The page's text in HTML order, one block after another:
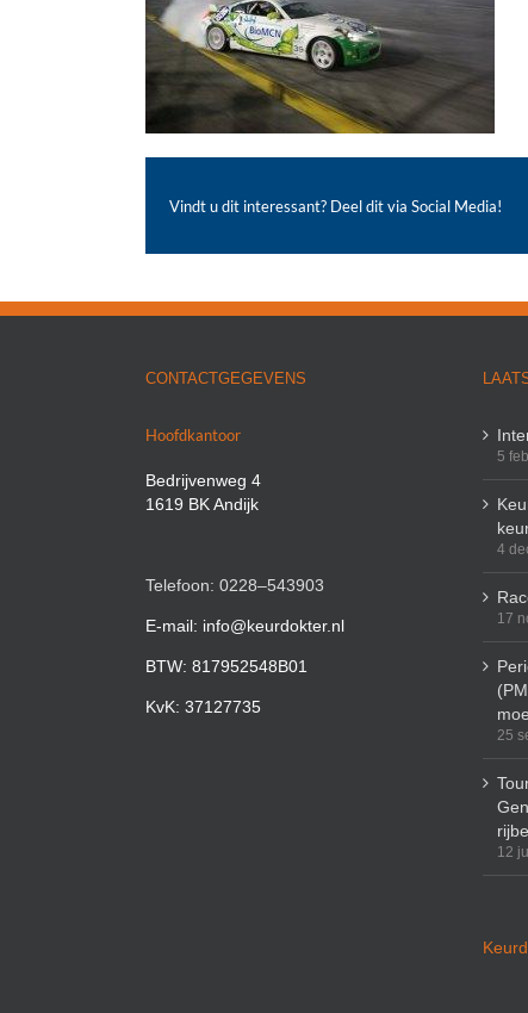
Vindt u dit interessant? Deel dit via Social Media!
CONTACTGEGEVENS
Hoofdkantoor
Bedrijvenweg 4
1619 BK Andijk
Telefoon: 0228–543903
E-mail: info@keurdokter.nl
BTW: 817952548B01
KvK: 37127735
5
4
17
25
12